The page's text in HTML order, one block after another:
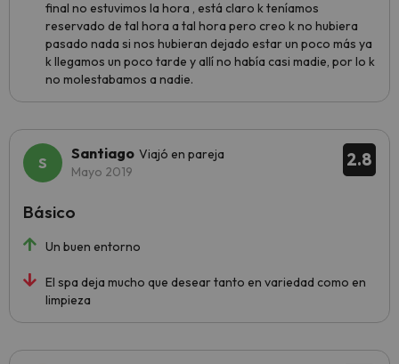
final no estuvimos la hora , está claro k teníamos
reservado de tal hora a tal hora pero creo k no hubiera
pasado nada si nos hubieran dejado estar un poco más ya
k llegamos un poco tarde y allí no había casi madie, por lo k
no molestabamos a nadie.
2.8
Santiago Viajó en pareja
Mayo 2019
Un buen entorno
El spa deja mucho que desear tanto en variedad como en
limpieza
Básico